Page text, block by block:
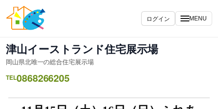
ログイン MENU
津山イーストランド住宅展示場
岡山県北唯一の総合住宅展示場
TEL0868266205